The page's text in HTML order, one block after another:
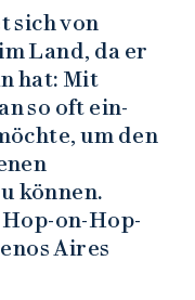
sich von
Land, da er
hat: Mit
so oft ein-
um den
können.
on-Hop-
Aires